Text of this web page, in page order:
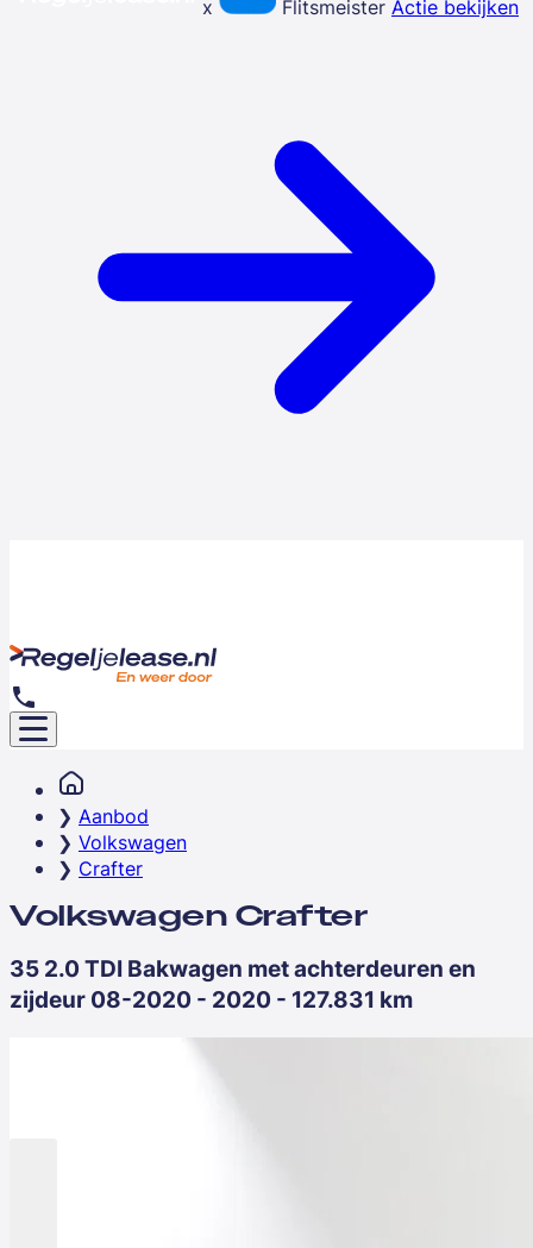
x Flitsmeister Actie bekijken
Aanbod
Volkswagen
Crafter
Volkswagen Crafter
35 2.0 TDI Bakwagen met achterdeuren en
zijdeur 08-2020 - 2020 - 127.831 km